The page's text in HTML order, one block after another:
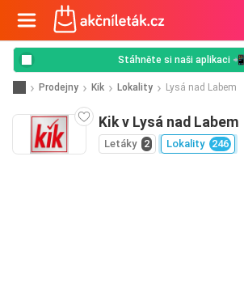
Stáhněte si naši aplikaci 📲
Prodejny Kik Lokality Lysá nad Labem
Kik v Lysá nad Labem
Letáky 2 Lokality 246